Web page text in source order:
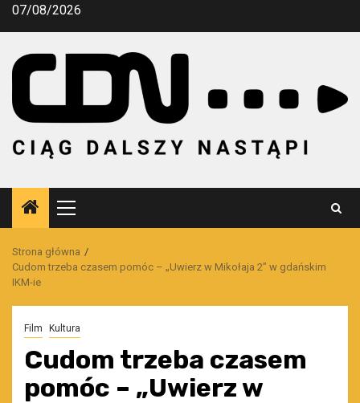
Przejdź
07/08/2026
Menu
główne
Strona główna
Cudom trzeba czasem pomóc – „Uwierz w Mikołaja 2” w gdańskim
IKM-ie
Film Kultura
Cudom trzeba czasem
pomóc – „Uwierz w